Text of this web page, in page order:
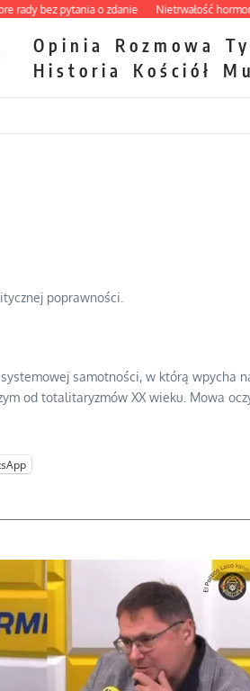
bez pytania o zdanie Nietrwałość hormonów
Opinia Rozmowa
Historia
Kościół
poprawności.
samotności, w którą wpycha
od totalitaryzmów XX wieku. Mowa